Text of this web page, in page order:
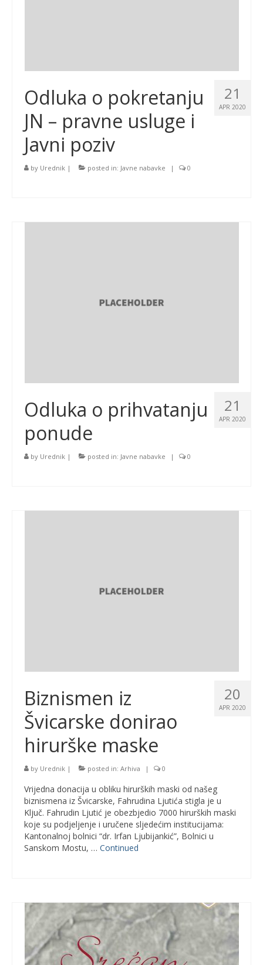
21
APR 2020
Odluka o pokretanju
JN – pravne usluge i
Javni poziv
by Urednik | posted in: Javne nabavke | 0
21
APR 2020
Odluka o prihvatanju
ponude
by Urednik | posted in: Javne nabavke | 0
20
APR 2020
Biznismen iz
Švicarske donirao
hirurške maske
by Urednik | posted in: Arhiva | 0
Vrijedna donacija u obliku hirurških maski od našeg
biznismena iz Švicarske, Fahrudina Ljutića stigla je u
Ključ. Fahrudin Ljutić je obezbjedio 7000 hirurških maski
koje su podjeljenje i uručene sljedećim institucijama:
Kantonalnoj bolnici “dr. Irfan Ljubijankić”, Bolnici u
Sanskom Mostu, … Continued